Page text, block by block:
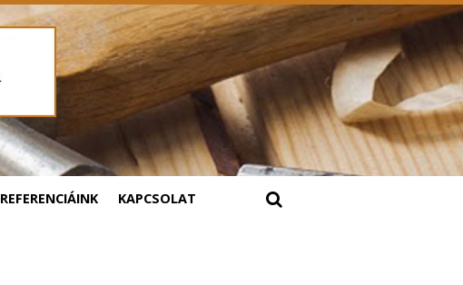
REFERENCIÁINK KAPCSOLAT